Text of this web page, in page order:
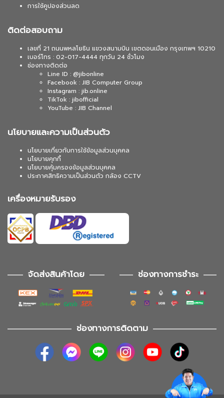
การใช้คูปองส่วนลด
ติดต่อสอบถาม
เลขที่ 21 ถนนพหลโยธิน แขวงสนามบิน เขตดอนเมือง กรุงเทพฯ 10210
เบอร์โทร : 02-017-4444 ทุกวัน 24 ชั่วโมง
ช่องทางติดต่อ
Line ID : @jibonline
Facebook : JIB Computer Group
Instagram : jib.online
TikTok : jibofficial
YouTube : JIB Channel
นโยบายและความเป็นส่วนตัว
นโยบายเกี่ยวกับการใช้ข้อมูลส่วนบุคคล
นโยบายคุกกี้
นโยบายคุ้มครองข้อมูลส่วนบุคคล
ประกาศสิทธิความเป็นส่วนตัว กล้อง CCTV
เครื่องหมายรับรอง
จัดส่งสินค้าโดย ช่องทางการชำระ
ช่องทางการติดตาม